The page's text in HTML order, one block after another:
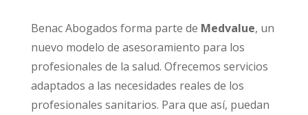
Benac Abogados forma parte de Medvalue, un
nuevo modelo de asesoramiento para los
profesionales de la salud. Ofrecemos servicios
adaptados a las necesidades reales de los
profesionales sanitarios. Para que así, puedan